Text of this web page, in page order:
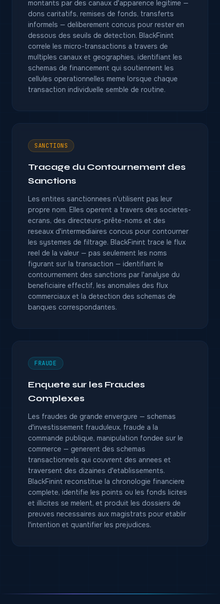
montants par des canaux d'apparence legitime —
dons caritatifs, remises de fonds, transferts
informels — deliberement concus pour rester en
dessous des seuils de detection. BlackFinint
correle les micro-transactions a travers de
multiples canaux et geographies, identifiant les
schemas de financement qui soutiennent les
cellules operationnelles meme lorsque chaque
transaction individuelle semble de routine.
SANCTIONS
Tracage du Contournement des
Sanctions
Les entites sanctionnees n'utilisent pas leur
propre nom. Elles operent a travers des societes-
ecrans, des directeurs-prête-noms et des
reseaux d'intermediaires concus pour contourner
les systemes de filtrage. BlackFinint trace le flux
reel de la valeur — pas seulement les noms
figurant sur la transaction — identifiant le
contournement des sanctions par l'analyse du
beneficiaire effectif, les anomalies des flux
commerciaux et la detection des schemas de
banques correspondantes.
FRAUDE
Enquete sur les Fraudes
Complexes
Les fraudes de grande envergure — schemas
d'investissement frauduleux, fraude a la
commande publique, manipulation fondee sur le
commerce — generent des schemas
transactionnels qui couvrent des annees et
traversent des dizaines d'etablissements.
BlackFinint reconstitue la chronologie financiere
complete, identifie les points ou les fonds licites
et illicites se melent, et produit les dossiers de
preuves necessaires aux magistrats pour etablir
l'intention et quantifier les prejudices.